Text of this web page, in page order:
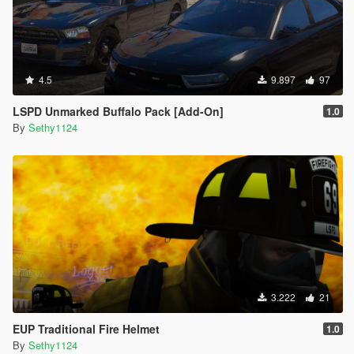
4.5 9.897 97
LSPD Unmarked Buffalo Pack [Add-On] 1.0
By Sethy1124
3.222 21
EUP Traditional Fire Helmet 1.0
By Sethy1124